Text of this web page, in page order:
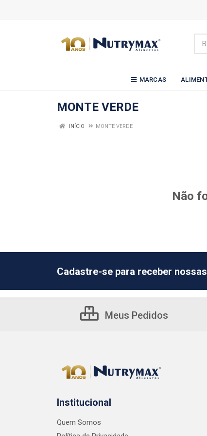
MARCAS
MONTE VERDE
INÍCIO MONTE VERDE
Não
Cadastre-se para receber
Meus Pedidos
Institucional
Quem Somos